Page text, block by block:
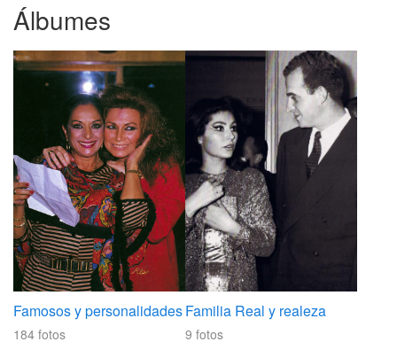
Álbumes
Famosos y personalidades
184 fotos
Familia Real y realeza
9 fotos